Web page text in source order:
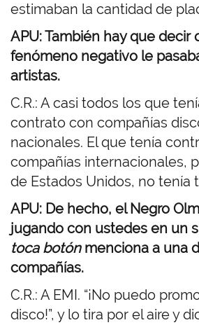
estimaban la cantidad de
APU: También hay que decir
fenómeno negativo le
artistas.
C.R.: A casi todos los que
contrato con compañías
nacionales. El que tenía
compañías internacionales,
de Estados Unidos, no tenía
APU: De hecho, el Negro
jugando con ustedes en un
toca botónmenciona a una
compañías.
C.R.: A EMI. “¡No puedo
disco!”, y lo tira por el aire y